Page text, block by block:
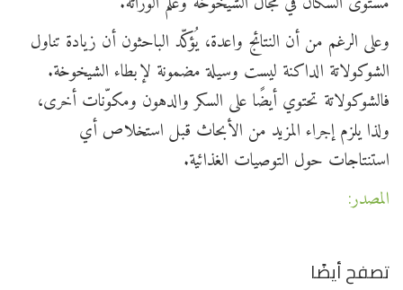
وعلى الرغم من أن النتائج واعدة، يُؤكّد الباحثون أن زيادة تناول
الشوكولاتة الداكنة ليست وسيلة مضمونة لإبطاء الشيخوخة.
فالشوكولاتة تحتوي أيضًا على السكر والدهون ومكوّنات أخرى،
ولذا يلزم إجراء المزيد من الأبحاث قبل استخلاص أي
استنتاجات حول التوصيات الغذائية.
المصدر:
تصفح أيضًا